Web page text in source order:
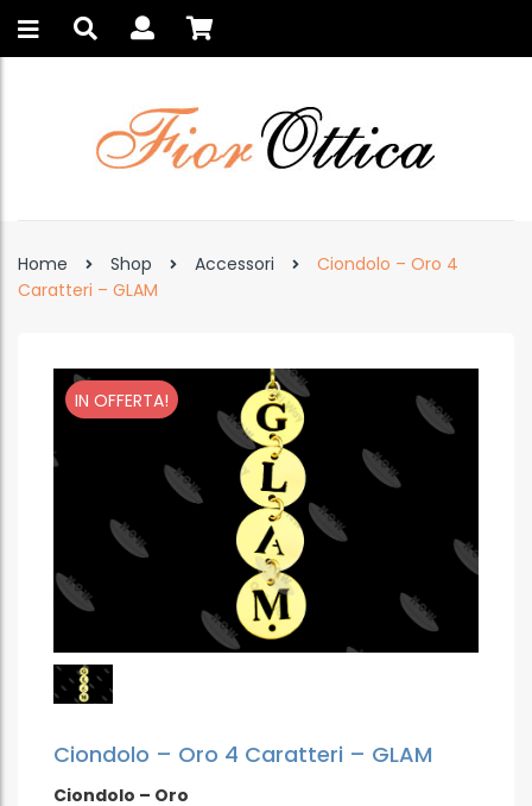
Home Shop Accessori
Ciondolo – Oro 4
Caratteri – GLAM
IN OFFERTA!
Ciondolo – Oro 4 Caratteri – GLAM
Ciondolo – Oro